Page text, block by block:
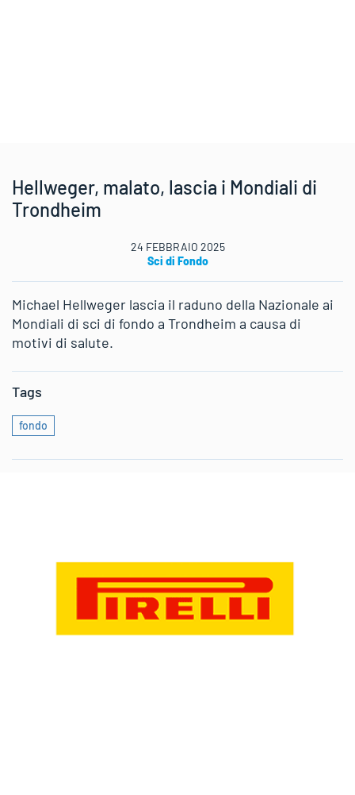
Hellweger, malato, lascia i Mondiali di
Trondheim
24 FEBBRAIO 2025
Sci di Fondo
Michael Hellweger lascia il raduno della Nazionale ai
Mondiali di sci di fondo a Trondheim a causa di
motivi di salute.
Tags
fondo